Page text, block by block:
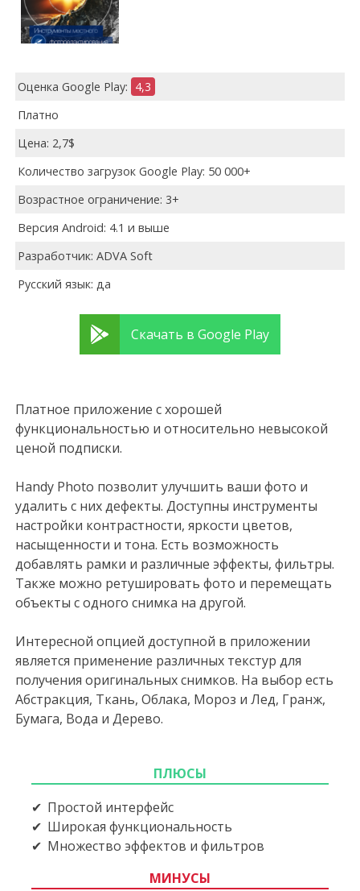
Оценка Google Play: 4,3
Платно
Цена: 2,7$
Количество загрузок Google Play: 50 000+
Возрастное ограничение: 3+
Версия Android: 4.1 и выше
Разработчик: ADVA Soft
Русский язык: да
Скачать в Google Play
Платное приложение с хорошей
функциональностью и относительно невысокой
ценой подписки.
Handy Photo позволит улучшить ваши фото и
удалить с них дефекты. Доступны инструменты
настройки контрастности, яркости цветов,
насыщенности и тона. Есть возможность
добавлять рамки и различные эффекты, фильтры.
Также можно ретушировать фото и перемещать
объекты с одного снимка на другой.
Интересной опцией доступной в приложении
является применение различных текстур для
получения оригинальных снимков. На выбор есть
Абстракция, Ткань, Облака, Мороз и Лед, Гранж,
Бумага, Вода и Дерево.
ПЛЮСЫ
Простой интерфейс
Широкая функциональность
Множество эффектов и фильтров
МИНУСЫ